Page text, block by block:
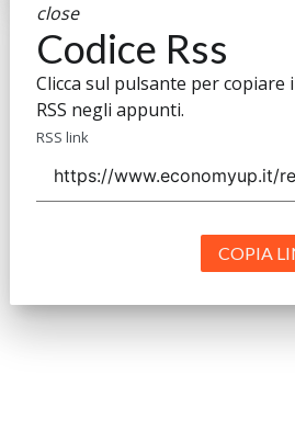
close
Codice Rss
Clicca sul pulsante per copiare
RSS negli appunti.
RSS link
COPIA